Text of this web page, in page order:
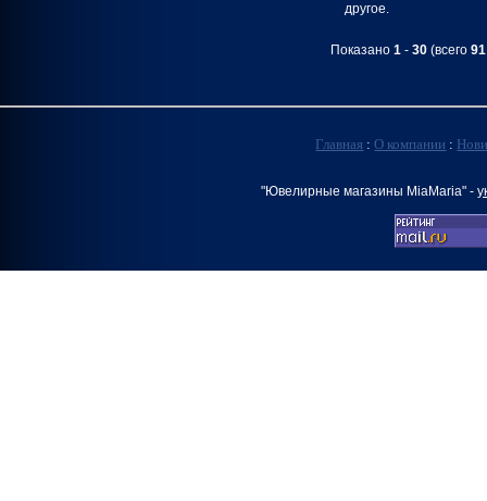
другое.
Показано 1 - 30 (всего 91
Главная :О компании :
"Ювелирные магазины MiaMaria" -